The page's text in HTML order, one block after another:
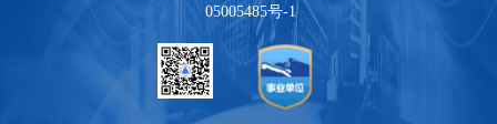
05005485号-1